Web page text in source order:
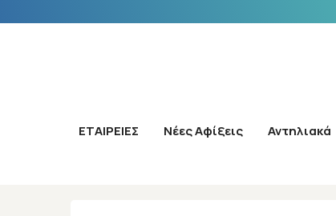
ΕΤΑΙΡΕΙΕΣ Νέες Αφίξεις Αντηλιακά